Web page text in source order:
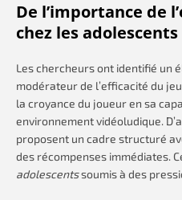
De l’importance de
chez les adolescents
Les chercheurs ont identifié un
modérateur de l’efficacité du
la croyance du joueur en sa
environnement vidéoludique.
proposent un cadre structuré
des récompenses immédiates.
adolescentssoumis à des